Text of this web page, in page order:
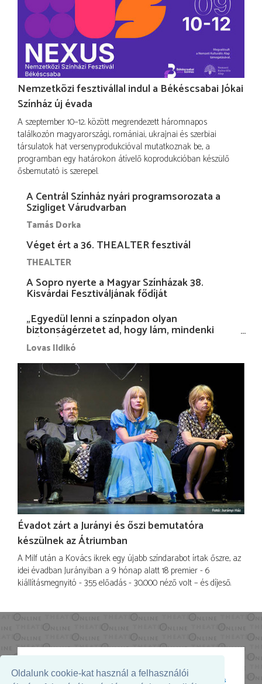
Oldalunk cookie-kat használ a felhasználói
Nemzetközi fesztivállal indul a Békéscsabai Jókai
Színház új évada
A szeptember 10–12. között megrendezett háromnapos
találkozón magyarországi, romániai, ukrajnai és szerbiai
társulatok hat versenyprodukcióval mutatkoznak be, a
programban egy határokon átívelő koprodukcióban készülő
ősbemutató is szerepel.
A Centrál Színház nyári programsorozata a
Szigliget Várudvarban
Tamás Dorka
Véget ért a 36. THEALTER fesztivál
THEALTER
A Sopro nyerte a Magyar Színházak 38.
Kisvárdai Fesztiváljának fődíját
„Egyedül lenni a színpadon olyan
biztonságérzetet ad, hogy lám, mindenki
más nélkül is megvagyok magammal…”
Lovas Ildikó
Évadot zárt a Jurányi és őszi bemutatóra
készülnek az Átriumban
A Milf után a Kovács ikrek egy újabb színdarabot írtak őszre, az
idei évadban Jurányiban a 9 hónap alatt 18 premier - 6
kiállításmegnyitó - 355 előadás - 30.000 néző volt – és díjeső.
Az oldal megjelenését támogatja: